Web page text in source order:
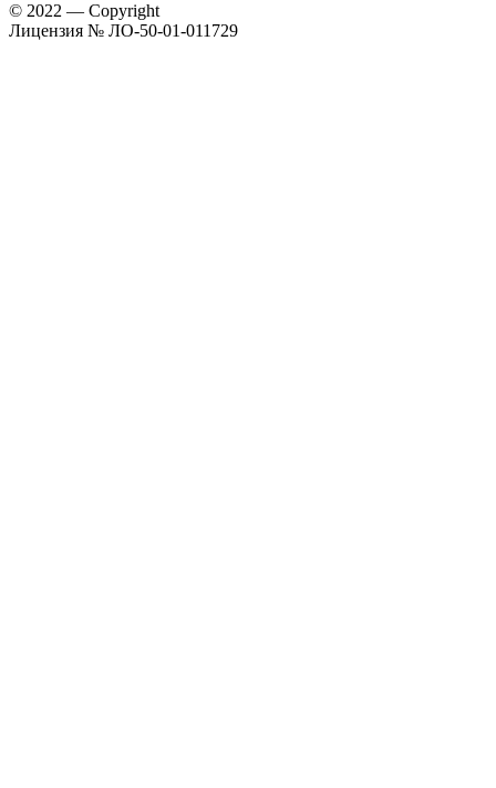
© 2022 — Copyright
Лицензия № ЛО-50-01-011729